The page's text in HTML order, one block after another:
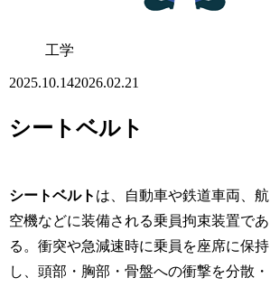
工学
2025.10.142026.02.21
シートベルト
シートベルト は、自動車や鉄道車両、航
空機などに装備される乗員拘束装置であ
る。衝突や急減速時に乗員を座席に保持
し、頭部・胸部・骨盤への衝撃を分散・